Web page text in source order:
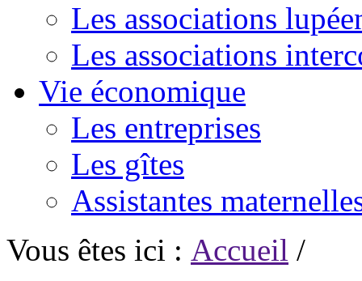
Les associations
Les associations
Vie économique
Les entreprises
Les gîtes
Assistantes
Vous êtes ici : Accueil /